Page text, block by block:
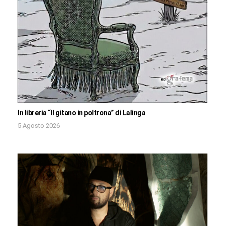
In libreria “Il gitano in poltrona” di Lalinga
5 Agosto 2026